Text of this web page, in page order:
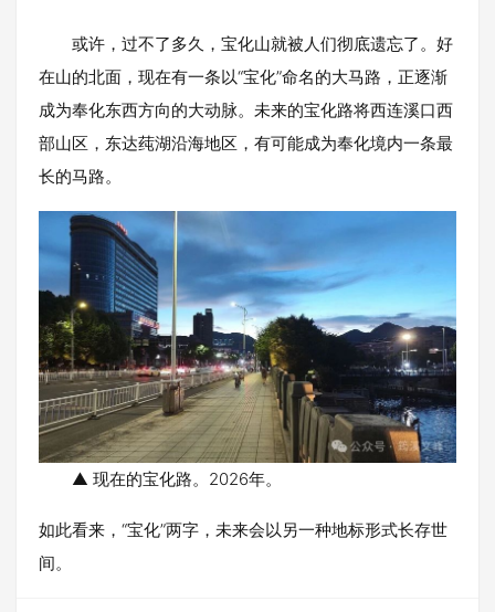
或许，过不了多久，宝化山就被人们彻底遗忘了。好
在山的北面，现在有一条以“宝化”命名的大马路，正逐渐
成为奉化东西方向的大动脉。未来的宝化路将西连溪口西
部山区，东达莼湖沿海地区，有可能成为奉化境内一条最
长的马路。
▲ 现在的宝化路。2026年。
如此看来，“宝化”两字，未来会以另一种地标形式长存世
间。